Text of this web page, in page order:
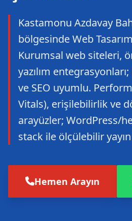
Kastamonu Azdavay
bölgesinde Web Tasarım
Kurumsal web siteleri,
yazılım
ve SEO uyumlu.
Vitals), erişilebilirlik ve
arayüzler; WordPress/
stack ile ölçülebilir
Hemen Arayın